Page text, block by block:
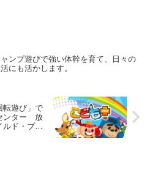
ンプ遊びで強い体幹を育て、日々の
にも活かします。
転遊び」で
ンター 放
ルド・ブレ